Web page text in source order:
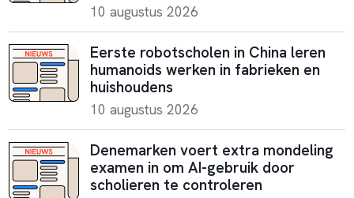
10 augustus 2026
Eerste robotscholen in China leren
humanoids werken in fabrieken en
huishoudens
10 augustus 2026
Denemarken voert extra mondeling
examen in om AI-gebruik door
scholieren te controleren